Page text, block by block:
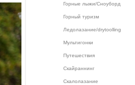
Горные лыжи/Сноуборд
Горный туризм
Ледолазание/drytoolling
Мультигонки
Путешествия
Скайраннинг
Скалолазание